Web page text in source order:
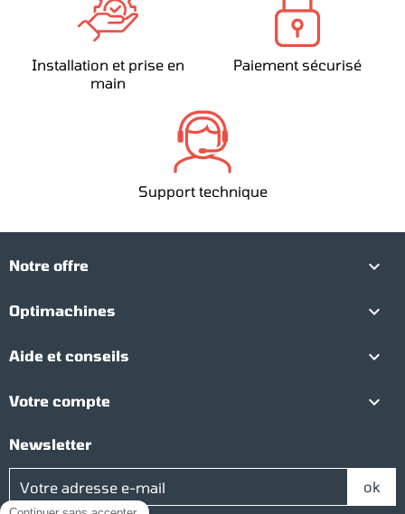
Installation et prise en
main
Paiement sécurisé
Support technique
Notre offre 
Optimachines 
Aide et conseils 
Votre compte 
Newsletter